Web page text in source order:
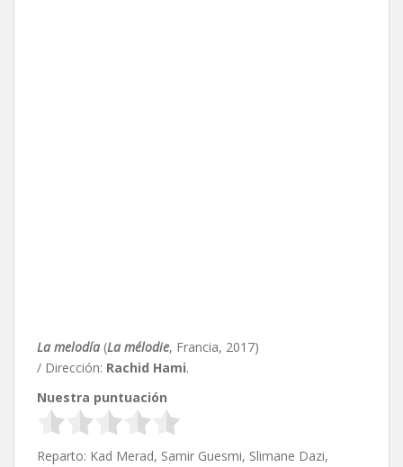
La melodía (La mélodie, Francia, 2017)
/ Dirección: Rachid Hami.
Nuestra puntuación
Reparto: Kad Merad, Samir Guesmi, Slimane Dazi,